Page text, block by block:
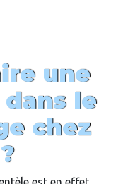
une
le
chez